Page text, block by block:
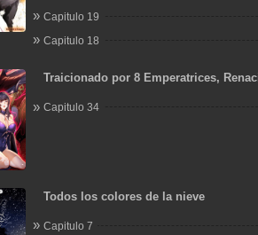
Capitulo 19
Capitulo 18
Traicionado por 8 Emperatrices,
Capitulo 34
Todos los colores de la nieve
Capitulo 7